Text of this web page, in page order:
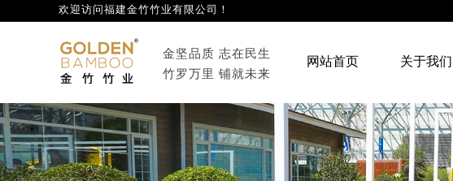
欢迎访问福建金竹竹业有限公司 ！
网站首页 关于我们
金坚品质 志在民生
竹罗万里 铺就未来